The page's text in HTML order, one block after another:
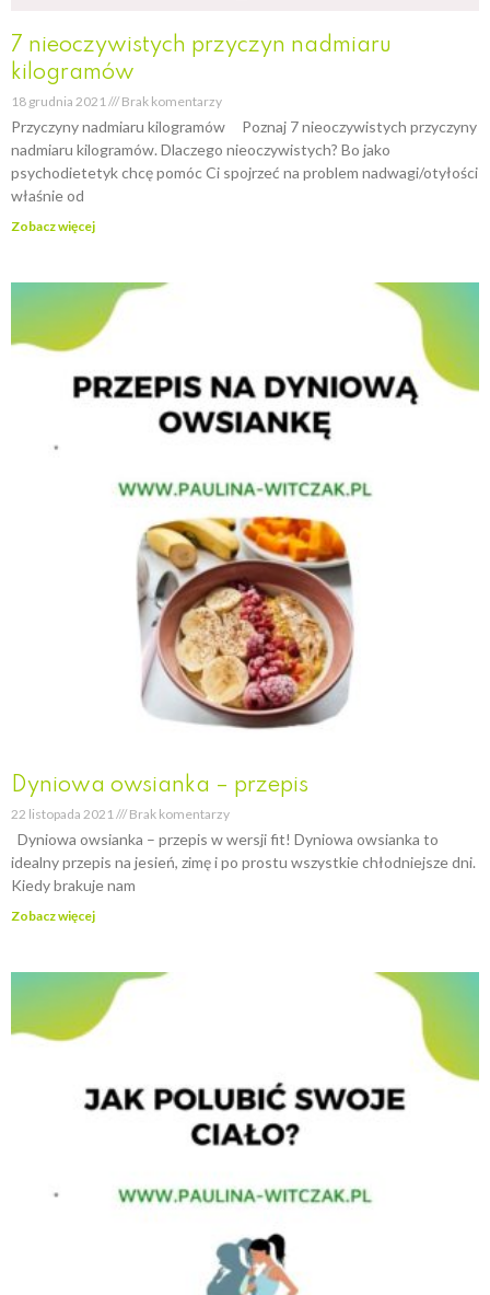
7 nieoczywistych przyczyn nadmiaru
kilogramów
18 grudnia 2021 Brak komentarzy
Przyczyny nadmiaru kilogramów Poznaj 7 nieoczywistych przyczyny
nadmiaru kilogramów. Dlaczego nieoczywistych? Bo jako
psychodietetyk chcę pomóc Ci spojrzeć na problem nadwagi/otyłości
właśnie od
Zobacz więcej
Dyniowa owsianka – przepis
22 listopada 2021 Brak komentarzy
Dyniowa owsianka – przepis w wersji fit! Dyniowa owsianka to
idealny przepis na jesień, zimę i po prostu wszystkie chłodniejsze dni.
Kiedy brakuje nam
Zobacz więcej